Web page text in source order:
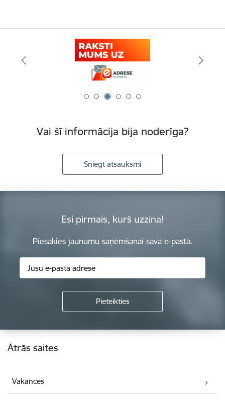
Vai šī informācija bija noderīga?
Sniegt atsauksmi
Esi pirmais, kurš uzzina!
Piesakies jaunumu saņemšanai savā e-pastā.
Kājene
Ātrās saites
Vakances